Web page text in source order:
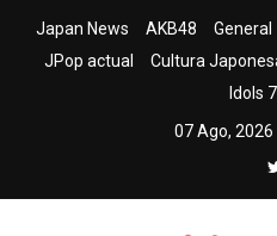
Japan News AKB48 General
JPop actual
Cultura
Idols
07 Ago, 2026